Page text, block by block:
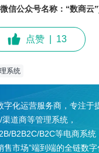
信公众号名称：“数商云
点赞 13
系统
字化运营服务商，专注于
道商等管理系统，
B2B2C/B2C等电商系统
场”端到端的全链数字